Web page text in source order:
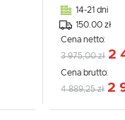
14-21 dni
150.00 zł
Cena netto:
3 975,00 zł 2
Cena brutto:
4 889,25 zł 2